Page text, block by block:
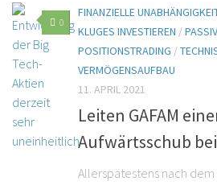
0
FINANZIELLE
KLUGES INVESTIEREN /
POSITIONSTRADING /
VERMÖGENSAUFBAU
11. APRIL 2021
Leiten GAFAM
Aufwärtsschub
Allerspätestens nach